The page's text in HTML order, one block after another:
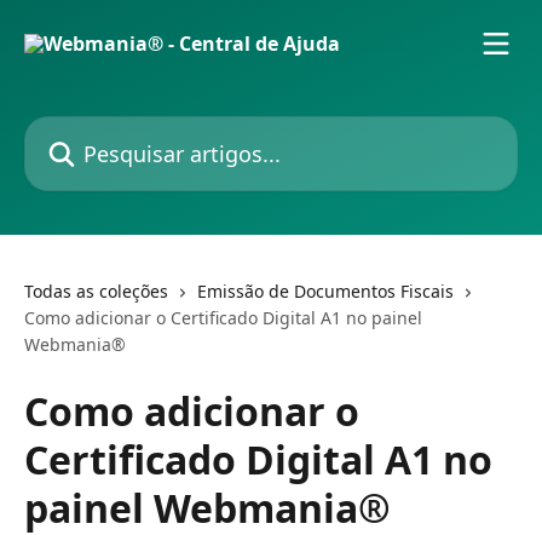
Pesquisar artigos...
Todas as coleções
Emissão de Documentos Fiscais
Como adicionar o Certificado Digital A1 no painel
Webmania®
Como adicionar o
Certificado Digital A1 no
painel Webmania®